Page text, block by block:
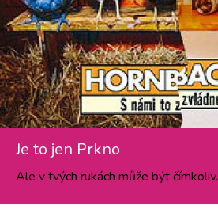
Je to jen Prkno
Ale v tvých rukách může být čímkoliv.